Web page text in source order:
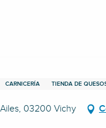
CARNICERÍA TIENDA DE
03200 Vichy